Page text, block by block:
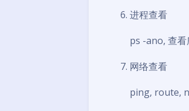
进程查看
ps -ano, 查
网络查看
ping, route,